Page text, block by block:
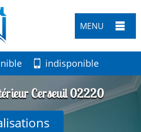
MENU
indisponible
Cerseuil 02220